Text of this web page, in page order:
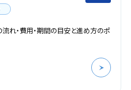
れ・費用・期間の目安と進め方のポ